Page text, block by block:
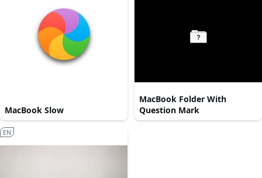
MacBook Slow
MacBook Folder With
Question Mark
EN